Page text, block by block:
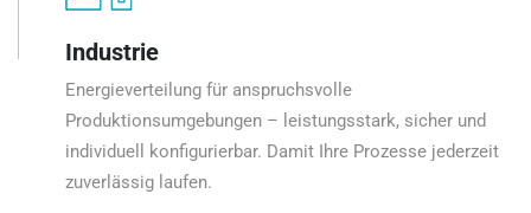
Industrie
Energieverteilung für anspruchsvolle
Produktionsumgebungen – leistungsstark, sicher und
individuell konfigurierbar. Damit Ihre Prozesse jederzeit
zuverlässig laufen.